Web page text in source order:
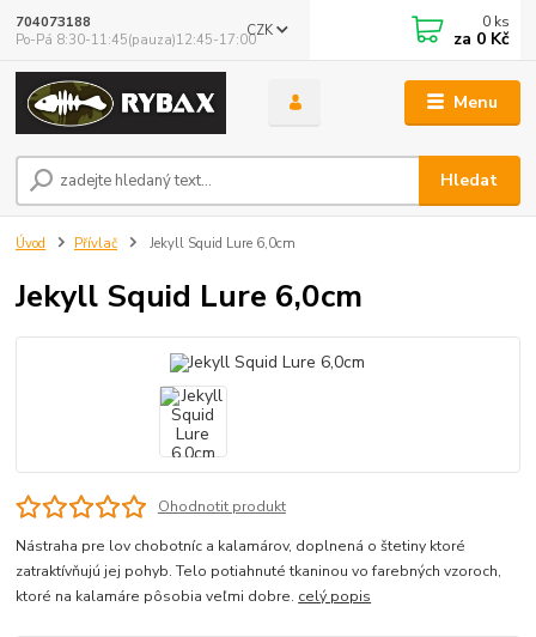
Menu
CZK
Hledat
704073188
Po-Pá 8:30-11:45(pauza)12:45-17:00
0 ks
za 0 Kč
Úvod Přívlač Jekyll Squid Lure 6,0cm
Jekyll Squid Lure 6,0cm
Ohodnotit produkt
Nástraha pre lov chobotníc a kalamárov, doplnená o štetiny ktoré
zatraktívňujú jej pohyb. Telo potiahnuté tkaninou vo farebných vzoroch,
ktoré na kalamáre pôsobia veľmi dobre. celý popis